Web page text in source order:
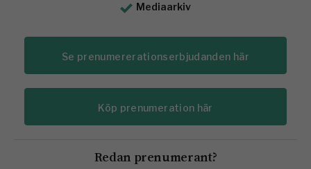
Mediaarkiv
Se prenumererationserbjudanden här
Köp prenumeration här
Redan prenumerant?